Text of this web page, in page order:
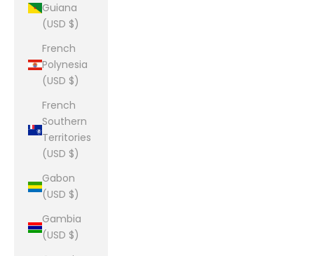
Guiana
(USD $)
French
Polynesia
(USD $)
French
Southern
Territories
(USD $)
Gabon
(USD $)
Gambia
(USD $)